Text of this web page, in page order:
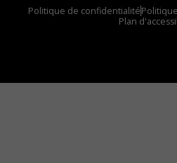
Politique de confidentialité
Plan